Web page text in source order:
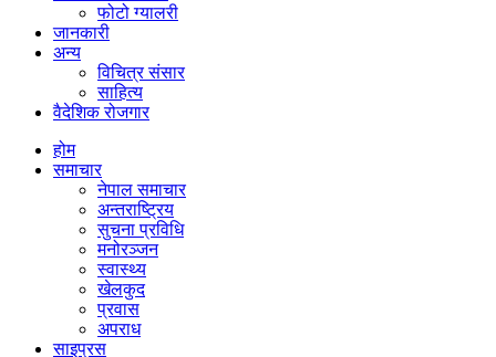
फोटो ग्यालरी
जानकारी
अन्य
विचित्र संसार
साहित्य
वैदेशिक रोजगार
होम
समाचार
नेपाल समाचार
अन्तराष्ट्रिय
सुचना प्रविधि
मनोरञ्जन
स्वास्थ्य
खेलकुद
प्रवास
अपराध
साइप्रस